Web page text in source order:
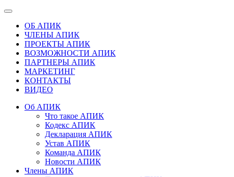
ОБ АПИК
ЧЛЕНЫ АПИК
ПРОЕКТЫ АПИК
ВОЗМОЖНОСТИ АПИК
ПАРТНЕРЫ АПИК
МАРКЕТИНГ
КОНТАКТЫ
ВИДЕО
Об АПИК
Что такое АПИК
Кодекс АПИК
Декларация АПИК
Устав АПИК
Команда АПИК
Новости АПИК
Члены АПИК